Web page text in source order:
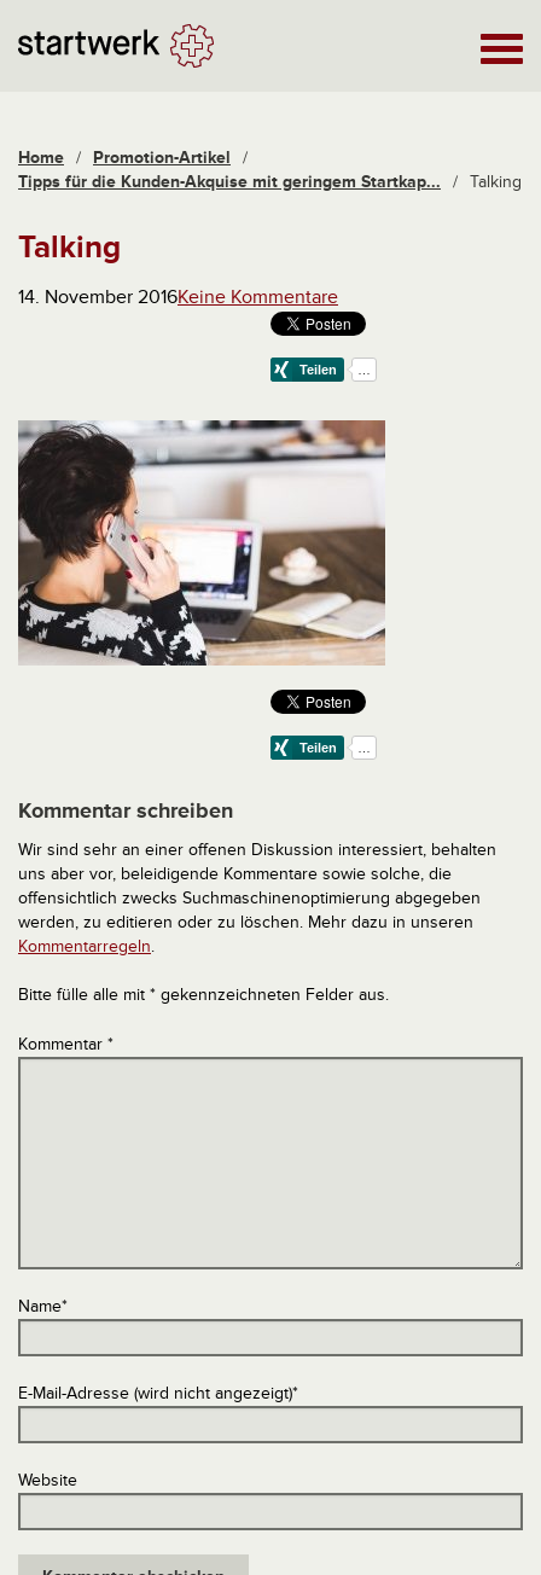
Home / Promotion-Artikel
/
Tipps für die Kunden-Akquise mit geringem Startkap...
/ Talking
Talking
14. November 2016Keine Kommentare
Kommentar schreiben
Wir sind sehr an einer offenen Diskussion interessiert, behalten
uns aber vor, beleidigende Kommentare sowie solche, die
offensichtlich zwecks Suchmaschinenoptimierung abgegeben
werden, zu editieren oder zu löschen. Mehr dazu in unseren
Kommentarregeln.
Bitte fülle alle mit * gekennzeichneten Felder aus.
Kommentar *
Name*
E-Mail-Adresse (wird nicht angezeigt)*
Website